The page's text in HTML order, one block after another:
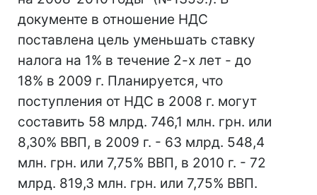
документе в отношение НДС
поставлена цель уменьшать ставку
налога на 1% в течение 2-х лет - до
18% в 2009 г. Планируется, что
поступления от НДС в 2008 г. могут
составить 58 млрд. 746,1 млн. грн. или
8,30% ВВП, в 2009 г. - 63 млрд. 548,4
млн. грн. или 7,75% ВВП, в 2010 г. - 72
млрд. 819,3 млн. грн. или 7,75% ВВП.